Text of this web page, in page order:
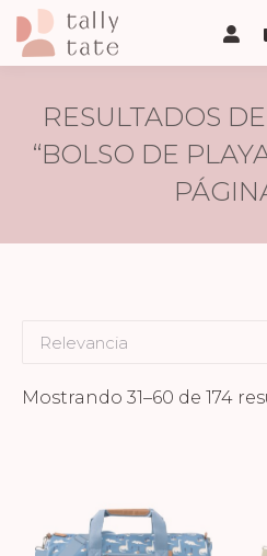
RESULTADOS
“BOLSO DE
Mostrando 31–60 de 174